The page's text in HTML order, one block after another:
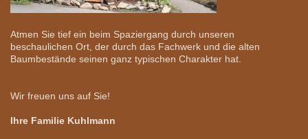
Atmen Sie tief ein beim Spaziergang durch unseren
beschaulichen Ort, der durch das Fachwerk und die alten
Baumbestände seinen ganz typischen Charakter hat.
Wir freuen uns auf Sie!
Ihre Familie Kuhlmann